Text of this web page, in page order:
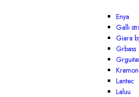
Enya
Galli
Giara
Grbass
Lantec
Laluu